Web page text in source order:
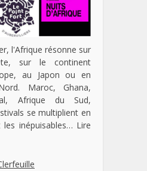
l'Afrique résonne sur
sur le continent
au Japon ou en
Maroc, Ghana,
Afrique du Sud,
se multiplient en
les inépuisables… Lire